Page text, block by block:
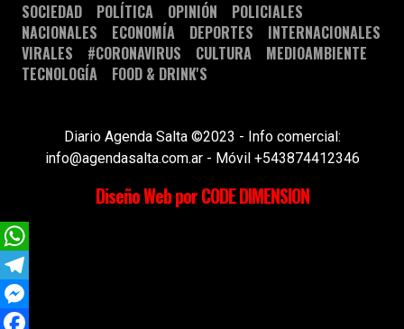
SOCIEDAD POLÍTICA OPINIÓN
POLICIALES
NACIONALES
ECONOMÍA DEPORTES
INTERNACIONALES
VIRALES
#CORONAVIRUS CULTURA
MEDIOAMBIENTE
TECNOLOGÍA
FOOD & DRINK'S
Diario Agenda Salta ©2023 - Info comercial:
info@agendasalta.com.ar - Móvil +543874412346
Diseño Web por CODE DIMENSION
WhatsApp
Telegram
Messenger